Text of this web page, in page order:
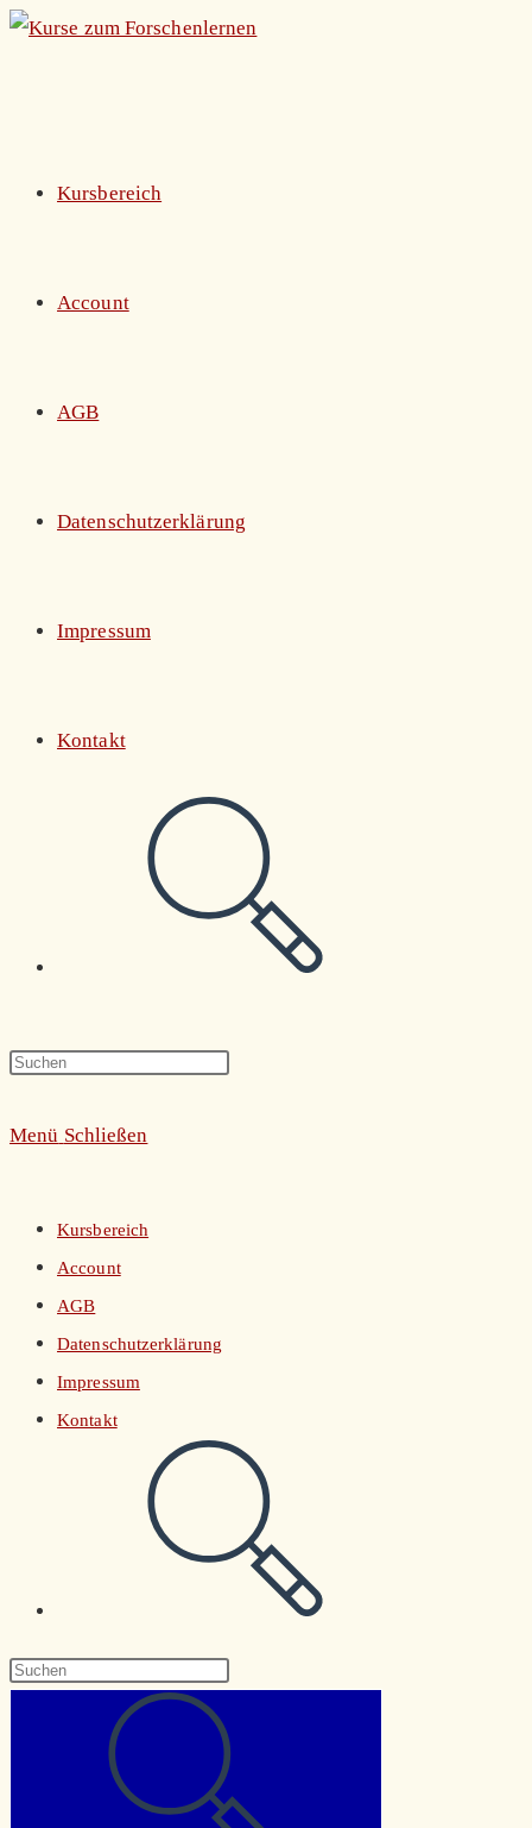
Zum
Kursbereich
Account
AGB
Datenschutzerklärung
Impressum
Kontakt
umschalten
Press
Menü Schließen
Kursbereich
Account
AGB
Datenschutzerklärung
Impressum
Kontakt
Diese
durchsuchen